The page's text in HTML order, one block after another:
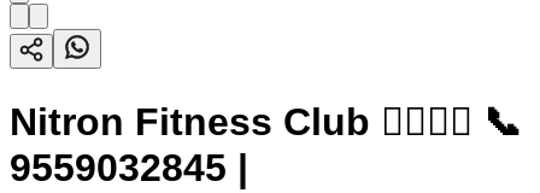
Nitron Fitness Club 🤼‍♂️🏋️‍♂️ 📞
9559032845 |